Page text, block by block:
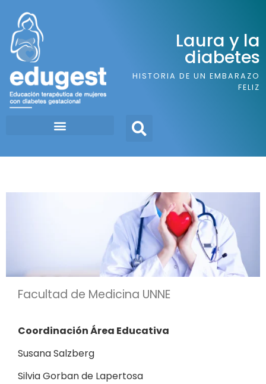
Laura y la
diabetes
HISTORIA DE UN EMBARAZO
FELIZ
Facultad de Medicina UNNE
Coordinación Área Educativa
Susana Salzberg
Silvia Gorban de Lapertosa